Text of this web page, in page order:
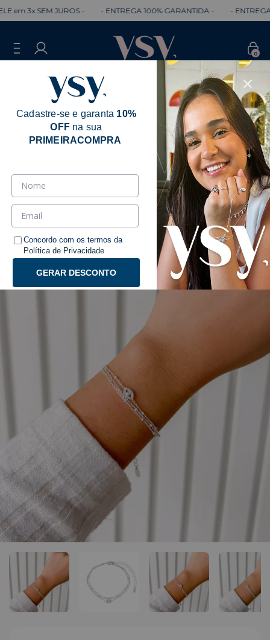
3x SEM JUROS - - ENTREGA 100% GARANTIDA - - ENTREGA
0
Cadastre-se e garanta 10%
OFF na sua
PRIMEIRACOMPRA
Concordo com os termos da
Política de Privacidade
GERAR DESCONTO